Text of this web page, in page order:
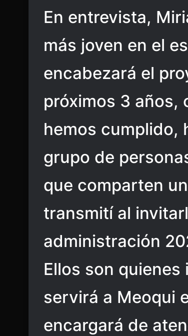
En entrevista,
más joven en el
encabezará el
próximos 3 años,
hemos cumplido,
grupo de
que comparten
transmití al
administración
Ellos son
servirá a Meoqui
encargará de